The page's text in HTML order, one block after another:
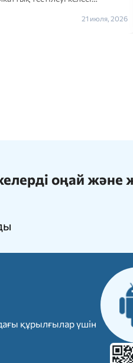
21 июля, 2026
оңай
құрылғылар үшін